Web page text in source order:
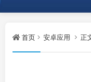
首页 安卓应用 正